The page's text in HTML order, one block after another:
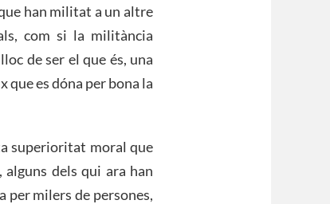
han militat a un altre
com si la militància
de ser el que és, una
es dóna per bona la
superioritat moral que
dels qui ara han
milers de persones,